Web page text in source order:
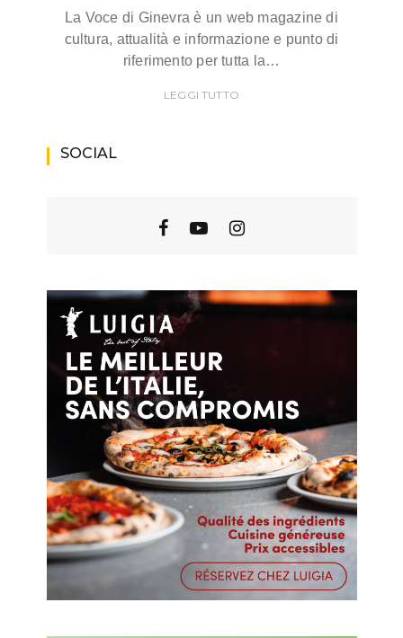
La Voce di Ginevra è un web magazine di
cultura, attualità e informazione e punto di
riferimento per tutta la…
LEGGI TUTTO
SOCIAL